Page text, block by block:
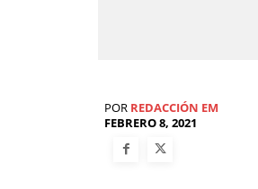
POR REDACCIÓN EM
FEBRERO 8, 2021